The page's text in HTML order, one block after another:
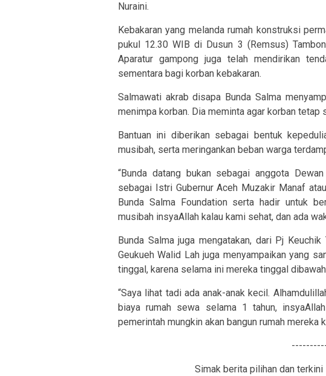
Nuraini.
Kebakaran yang melanda rumah konstruksi
pukul 12.30 WIB di Dusun 3 (Remsus)
Aparatur gampong juga telah mendirikan
sementara bagi korban kebakaran.
Salmawati akrab disapa Bunda Salma
menimpa korban. Dia meminta agar korban tetap
Bantuan ini diberikan sebagai bentuk
musibah, serta meringankan beban warga
“Bunda datang bukan sebagai anggota
sebagai Istri Gubernur Aceh Muzakir Manaf
Bunda Salma Foundation serta hadir untuk
musibah insyaAllah kalau kami sehat, dan ada
Bunda Salma juga mengatakan, dari Pj
Geukueh Walid Lah juga menyampaikan yang
tinggal, karena selama ini mereka tinggal
“Saya lihat tadi ada anak-anak kecil.
biaya rumah sewa selama 1 tahun,
pemerintah mungkin akan bangun rumah mereka
Simak berita pilihan dan terkini